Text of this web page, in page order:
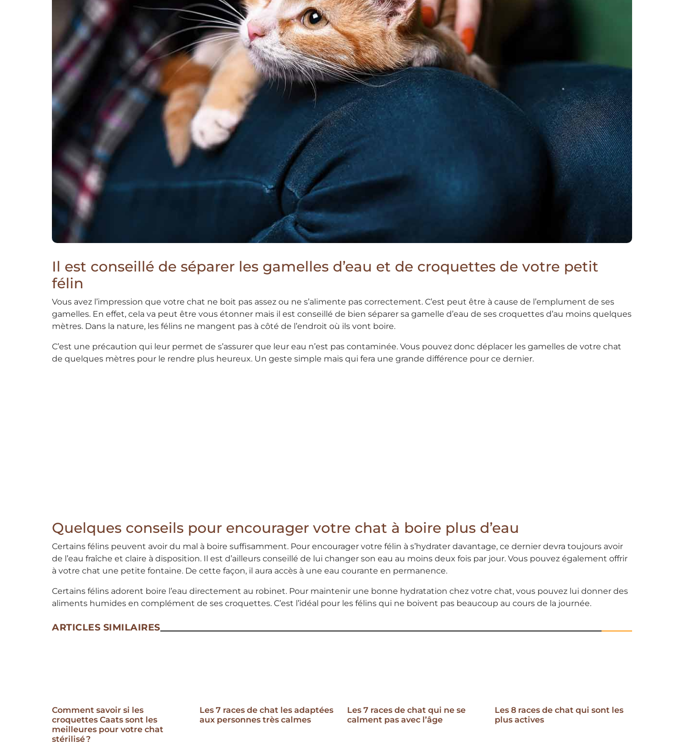
Il est conseillé de séparer les gamelles d’eau et de croquettes de votre petit
félin
Vous avez l’impression que votre chat ne boit pas assez ou ne s’alimente pas correctement. C’est peut être à cause de l’emplument de ses
gamelles. En effet, cela va peut être vous étonner mais il est conseillé de bien séparer sa gamelle d’eau de ses croquettes d’au moins quelques
mètres. Dans la nature, les félins ne mangent pas à côté de l’endroit où ils vont boire.
C’est une précaution qui leur permet de s’assurer que leur eau n’est pas contaminée. Vous pouvez donc déplacer les gamelles de votre chat
de quelques mètres pour le rendre plus heureux. Un geste simple mais qui fera une grande différence pour ce dernier.
Quelques conseils pour encourager votre chat à boire plus d’eau
Certains félins peuvent avoir du mal à boire suffisamment. Pour encourager votre félin à s’hydrater davantage, ce dernier devra toujours avoir
de l’eau fraîche et claire à disposition. Il est d’ailleurs conseillé de lui changer son eau au moins deux fois par jour. Vous pouvez également offrir
à votre chat une petite fontaine. De cette façon, il aura accès à une eau courante en permanence.
Certains félins adorent boire l’eau directement au robinet. Pour maintenir une bonne hydratation chez votre chat, vous pouvez lui donner des
aliments humides en complément de ses croquettes. C’est l’idéal pour les félins qui ne boivent pas beaucoup au cours de la journée.
ARTICLES SIMILAIRES
Comment savoir si les
croquettes Caats sont les
meilleures pour votre chat
stérilisé ?
Les 7 races de chat les adaptées
aux personnes très calmes
Les 7 races de chat qui ne se
calment pas avec l’âge
Les 8 races de chat qui sont les
plus actives